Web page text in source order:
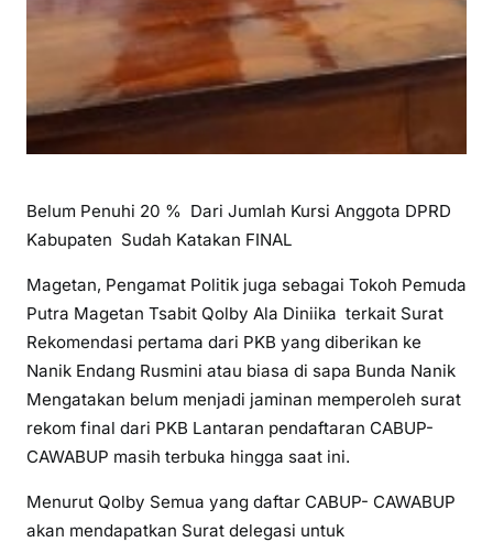
Belum Penuhi 20 % Dari Jumlah Kursi Anggota DPRD
Kabupaten Sudah Katakan FINAL
Magetan, Pengamat Politik juga sebagai Tokoh Pemuda
Putra Magetan Tsabit Qolby Ala Diniika terkait Surat
Rekomendasi pertama dari PKB yang diberikan ke
Nanik Endang Rusmini atau biasa di sapa Bunda Nanik
Mengatakan belum menjadi jaminan memperoleh surat
rekom final dari PKB Lantaran pendaftaran CABUP-
CAWABUP masih terbuka hingga saat ini.
Menurut Qolby Semua yang daftar CABUP- CAWABUP
akan mendapatkan Surat delegasi untuk